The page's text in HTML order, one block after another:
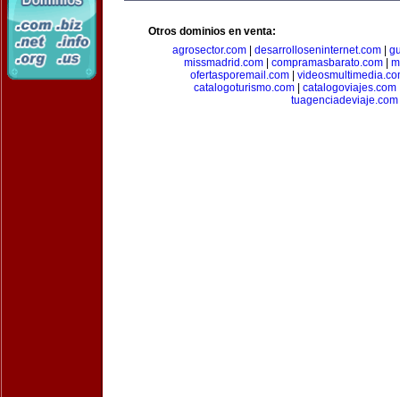
Otros dominios en venta:
agrosector.com
desarrolloseninternet.com
missmadrid.com| compramasbarato.com|
ofertasporemail.com
catalogoturismo.com
catalogoviajes.com
tuagenciadeviaje.com